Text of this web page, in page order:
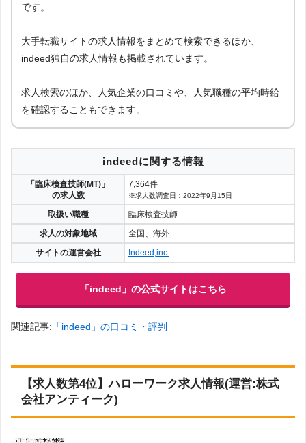
です。
大手転職サイトの求人情報をまとめて検索できるほか、
indeed独自の求人情報も掲載されています。
求人検索のほか、人気企業の口コミや、人気職種の平均時給
を確認することもできます。
indeedに関する情報
「臨床検査技師(MT)」
の求人数
7,364件
※求人数調査日：2022年9月15日
取扱い職種
臨床検査技師
求人の対象地域
全国、海外
サイトの運営会社
Indeed,inc.
「indeed」の公式サイトはこちら
関連記事: 「indeed」の口コミ・評判
【求人数第4位】ハローワーク求人情報(運営:株式
会社アンティーク)